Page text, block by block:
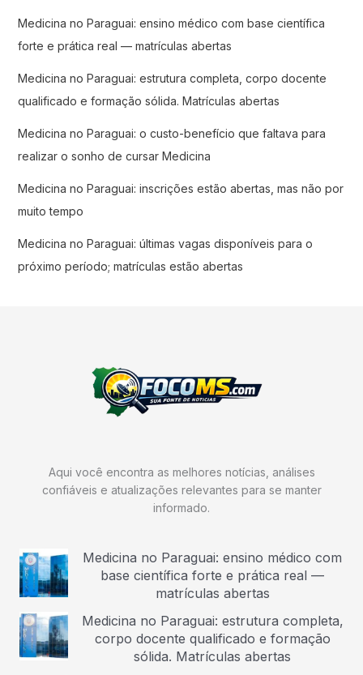
Medicina no Paraguai: ensino médico com base científica
forte e prática real — matrículas abertas
Medicina no Paraguai: estrutura completa, corpo docente
qualificado e formação sólida. Matrículas abertas
Medicina no Paraguai: o custo-benefício que faltava para
realizar o sonho de cursar Medicina
Medicina no Paraguai: inscrições estão abertas, mas não por
muito tempo
Medicina no Paraguai: últimas vagas disponíveis para o
próximo período; matrículas estão abertas
Aqui você encontra as melhores notícias, análises
confiáveis e atualizações relevantes para se manter
informado.
Medicina no Paraguai: ensino médico com
base científica forte e prática real —
matrículas abertas
Medicina no Paraguai: estrutura completa,
corpo docente qualificado e formação
sólida. Matrículas abertas